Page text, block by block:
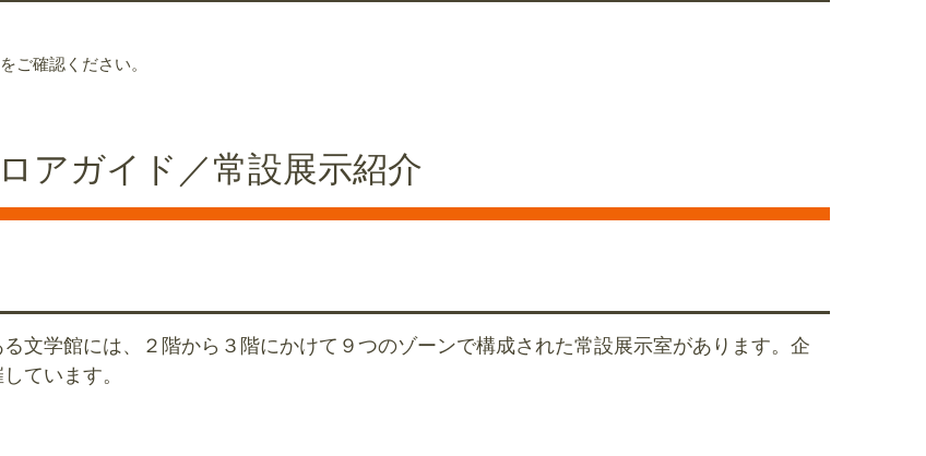
ご確認ください。
アガイド／常設展示紹介
文学館には、２階から３階にかけて９つのゾーンで構成された常設展示室があります。企
ています。